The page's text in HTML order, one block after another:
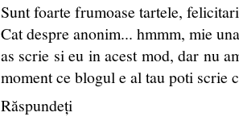
Sunt foarte frumoase tartele,
Cat despre anonim... hmmm, mie
as scrie si eu in acest mod, dar nu
moment ce blogul e al tau poti
Răspundeți